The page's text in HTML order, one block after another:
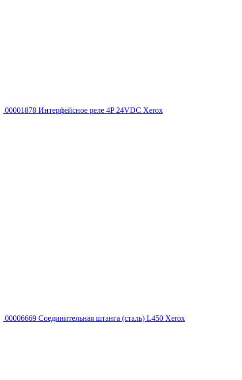
00001878 Интерфейсное реле 4P 24VDC Xerox
00006669 Соединительная штанга (сталь) L450 Xerox